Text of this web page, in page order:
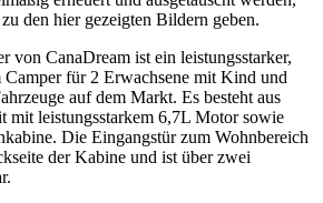
den hier gezeigten Bildern geben.
von CanaDream ist ein leistungsstarker,
für 2 Erwachsene mit Kind und
auf dem Markt. Es besteht aus
mit leistungsstarkem 6,7L Motor sowie
Die Eingangstür zum Wohnbereich
der Kabine und ist über zwei